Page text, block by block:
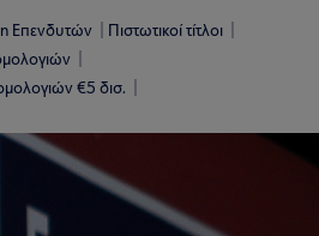
Επενδυτών
Πιστωτικοί τίτλοι
€5 δισ.